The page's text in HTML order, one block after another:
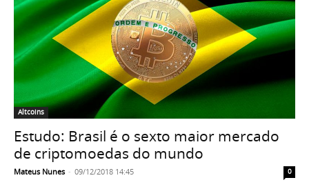
Altcoins
Estudo: Brasil é o sexto maior mercado
de criptomoedas do mundo
Mateus Nunes - 09/12/2018 14:45 0